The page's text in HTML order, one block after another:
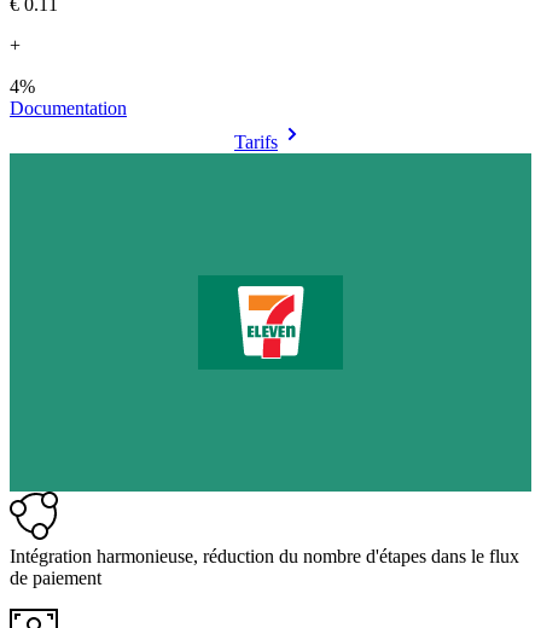
€0.11
+
4%
Documentation
Tarifs
Intégration harmonieuse, réduction du nombre d'étapes dans le flux
de paiement